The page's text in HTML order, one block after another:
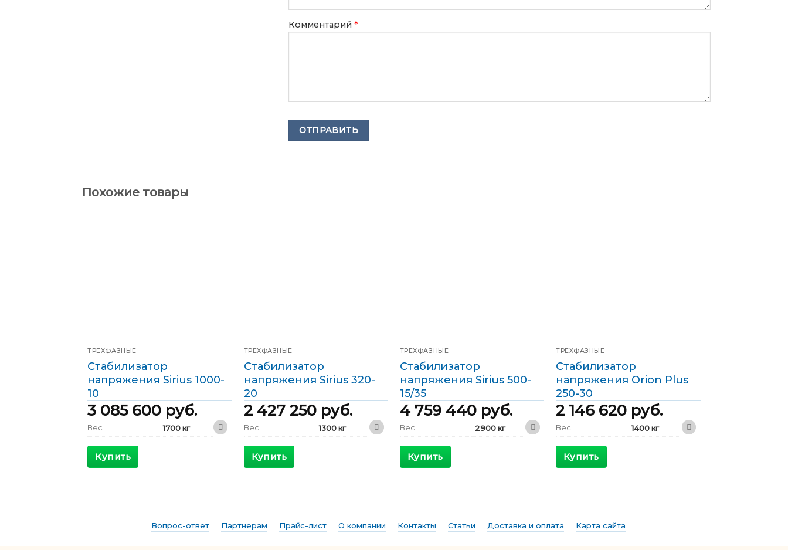
Комментарий *
Похожие товары
ТРЕХФАЗНЫЕ
Стабилизатор
напряжения Sirius 1000-
10
3 085 600 руб.
Вес 1700 кг
Габариты
Купить
ТРЕХФАЗНЫЕ
Стабилизатор
напряжения Sirius 320-
20
2 427 250 руб.
Вес 1300 кг
Габариты
Купить
ТРЕХФАЗНЫЕ
Стабилизатор
напряжения Sirius 500-
15/35
4 759 440 руб.
Вес 2900 кг
Габариты
Купить
ТРЕХФАЗНЫЕ
Стабилизатор
напряжения Orion Plus
250-30
2 146 620 руб.
Вес 1400 кг
Габариты
Купить
Вопрос-ответ Партнерам Прайс-лист О компании Контакты Статьи Доставка и оплата Карта сайта